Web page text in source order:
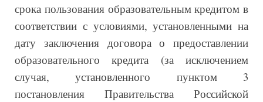
срока пользования образовательным кредитом в
соответствии с условиями, установленными на
дату заключения договора о предоставлении
образовательного кредита (за исключением
случая, установленного пунктом 3
постановления Правительства Российской